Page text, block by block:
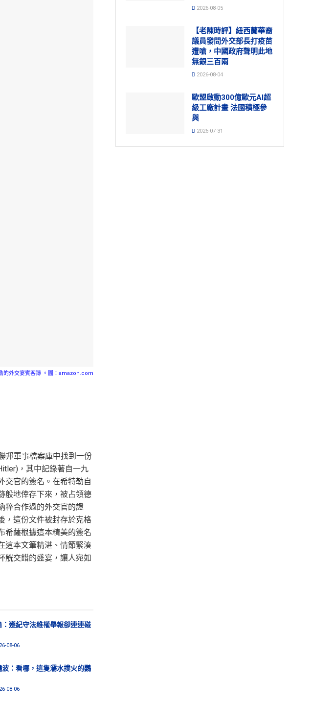
的外交宴賓客簿 。圖：amazon.com
邦軍事檔案庫中找到一份
，其中記錄著自一九
交官的簽名。在希特勒自
般地倖存下來，被占領德
粹合作過的外交官的證
，這份文件被封存於克格
希薩根據這本精美的簽名
這本文筆精湛、情節緊湊
觥交錯的盛宴，讓人宛如
：遵紀守法維權舉報卻連連碰
08-06
波：看哪，這隻濡水撲火的鸚
08-06
2026-08-05
【老陳時評】紐西蘭華裔
議員發問外交部長打疫苗
遭嗆，中國政府聲明此地
無銀三百兩
2026-08-04
歐盟啟動300億歐元AI超
級工廠計畫 法國積極參
與
2026-07-31